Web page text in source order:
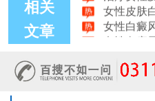
相关
文章
女性白癜风
女性白癜风
女性皮肤